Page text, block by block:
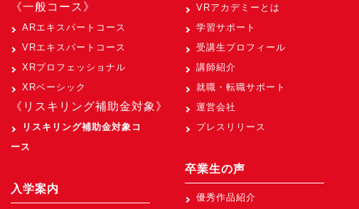
《一般コース》
ARエキスパートコース
VRエキスパートコース
XRプロフェッショナル
XRベーシック
《リスキリング補助金対象》
リスキリング補助金対象コ
ース
入学案内
VRアカデミーとは
学習サポート
受講生プロフィール
講師紹介
就職・転職サポート
運営会社
プレスリリース
卒業生の声
優秀作品紹介